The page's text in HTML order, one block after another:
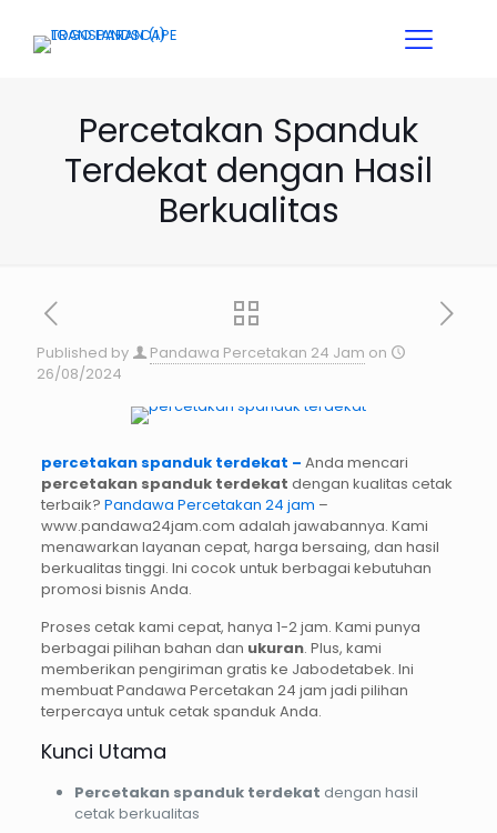
Percetakan Spanduk
Terdekat dengan Hasil
Berkualitas
Published by Pandawa Percetakan 24 Jam on
26/08/2024
percetakan spanduk terdekat – Anda mencari
percetakan spanduk terdekat dengan kualitas cetak
terbaik? Pandawa Percetakan 24 jam –
www.pandawa24jam.com adalah jawabannya. Kami
menawarkan layanan cepat, harga bersaing, dan hasil
berkualitas tinggi. Ini cocok untuk berbagai kebutuhan
promosi bisnis Anda.
Proses cetak kami cepat, hanya 1-2 jam. Kami punya
berbagai pilihan bahan dan ukuran. Plus, kami
memberikan pengiriman gratis ke Jabodetabek. Ini
membuat Pandawa Percetakan 24 jam jadi pilihan
terpercaya untuk cetak spanduk Anda.
Kunci Utama
Percetakan spanduk terdekat dengan hasil
cetak berkualitas